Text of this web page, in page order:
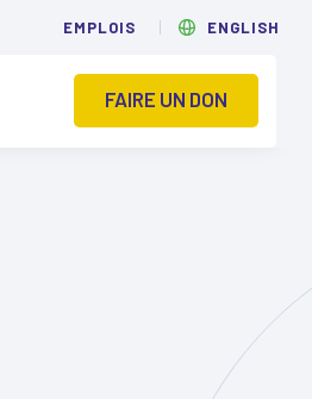
EMPLOIS ENGLISH
FAIRE UN DON